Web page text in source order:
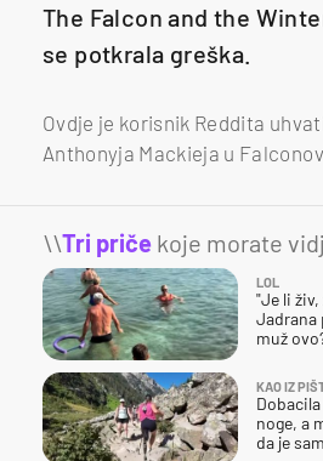
The Falcon and the
se potkrala greška.
Ovdje je korisnik Reddita
Anthonyja Mackieja u
\\Tri priče koje morate
LOL
"Je li živ,
Jadrana
muž
KAO IZ
noge, a
da je